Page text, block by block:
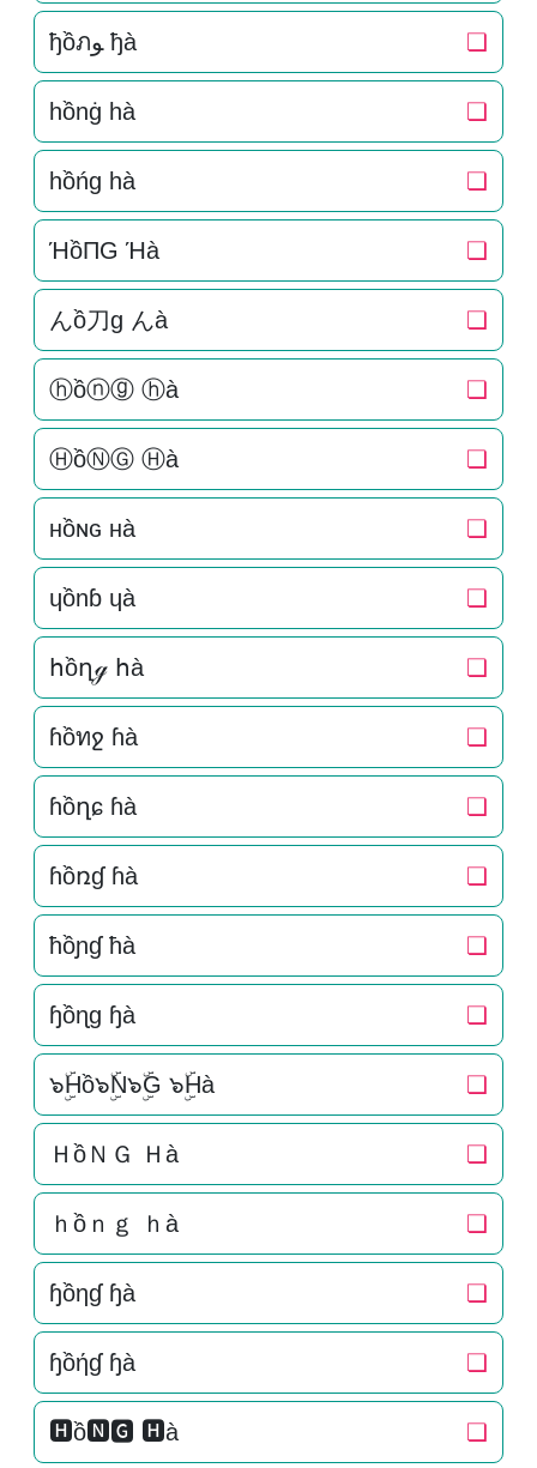
ђồภﻮ ђà ❏
hồnġ hà ❏
hồńg hà ❏
ΉồПG Ήà ❏
んồ刀g んà ❏
ⓗồⓝⓖ ⓗà ❏
ⒽồⓃⒼ Ⓗà ❏
нồɴԍ нà ❏
ɥồnɓ ɥà ❏
հồղℊ հà ❏
ɦồทջ ɦà ❏
ɦồղɕ ɦà ❏
ɦồռɠ ɦà ❏
ħồɲɠ ħà ❏
ɧồɳɡ ɧà ❏
๖ۣۜHồ๖ۣۜN๖ۣۜG ๖ۣۜHà ❏
ＨồＮＧ Ｈà ❏
ｈồｎｇ ｈà ❏
ɧồηɠ ɧà ❏
ɧồήɠ ɧà ❏
🅷ồ🅽🅶 🅷à ❏